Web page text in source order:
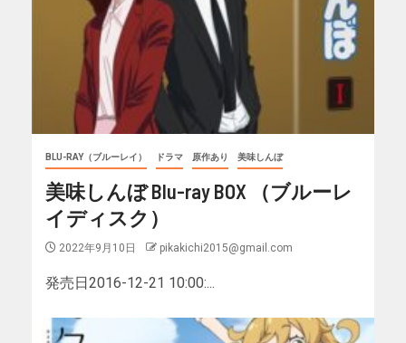
BLU-RAY（ブルーレイ） ドラマ 原作あり 美味しんぼ
美味しんぼ Blu-ray BOX （ブルーレ
イディスク）
2022年9月10日 pikakichi2015@gmail.com
発売日2016-12-21 10:00:...